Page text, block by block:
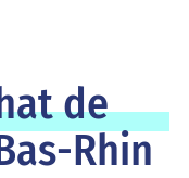
de
Rhin